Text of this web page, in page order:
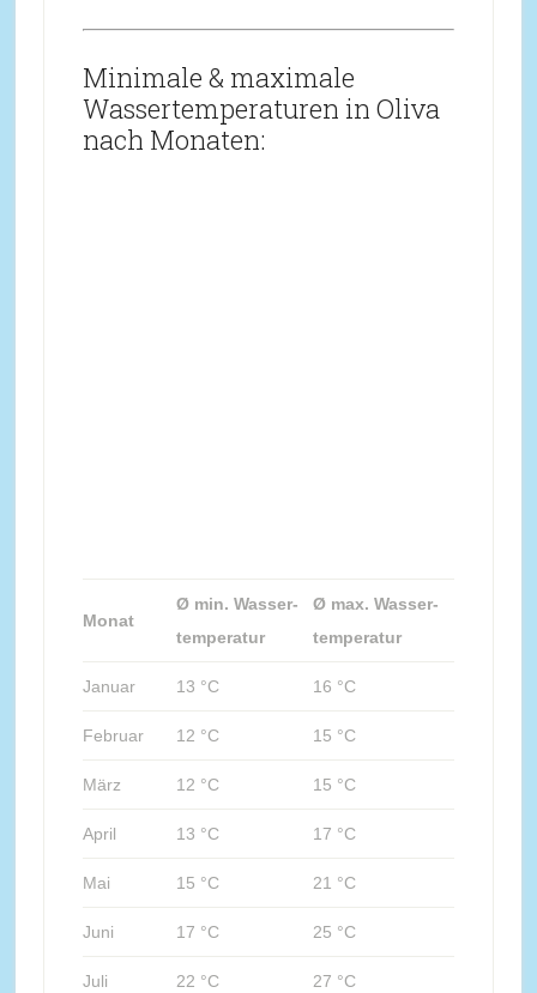
Minimale & maximale
Wassertemperaturen in Oliva
nach Monaten:
Monat
Ø min. Wasser-
temperatur
Ø max. Wasser-
temperatur
Januar 13 °C 16 °C
Februar 12 °C 15 °C
März 12 °C 15 °C
April 13 °C 17 °C
Mai 15 °C 21 °C
Juni 17 °C 25 °C
Juli 22 °C 27 °C